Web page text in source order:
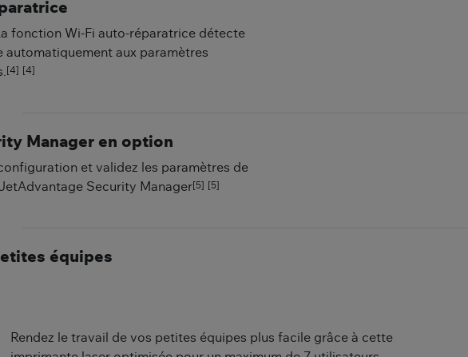
fonction Wi-Fi auto-réparatrice détecte
automatiquement aux paramètres
[4] [4]
Manager en option
et validez les paramètres de
Security Manager[5] [5]
équipes
Rendez le travail de vos petites équipes plus facile grâce à cette